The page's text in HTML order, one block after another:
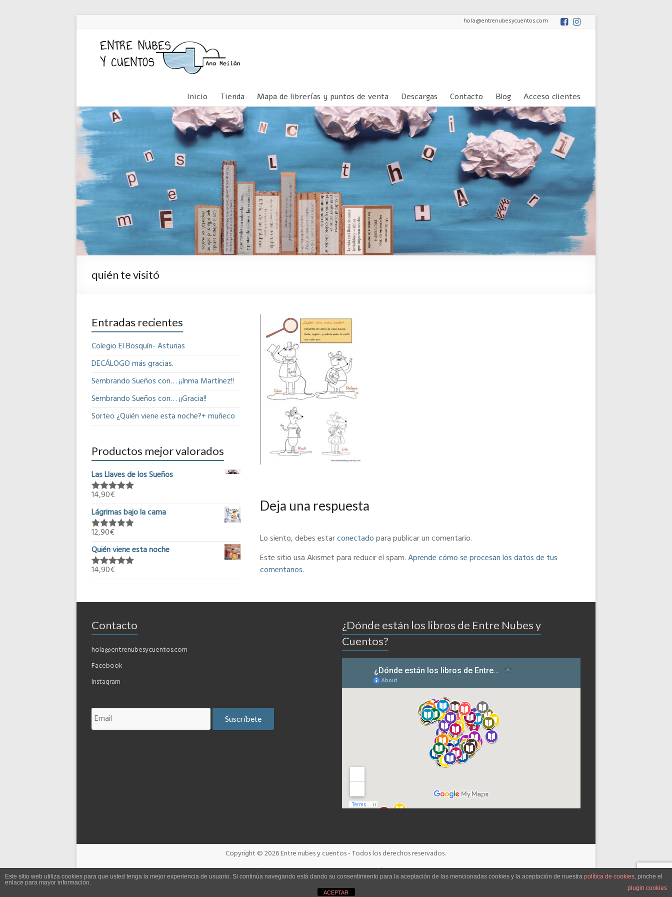
hola@entrenubesycuentos.com
Inicio Tienda Mapa de librerías y puntos de venta Descargas Contacto Blog Acceso clientes
quién te visitó
Deja una respuesta
Lo siento, debes estarconectadopara publicar un comentario.
Este sitio usa Akismet para reducir el spam.Aprende cómo se procesan los datos de tus
comentarios.
Entradas recientes
Colegio El Bosquín- Asturias
DECÁLOGO más gracias.
Sembrando Sueños con… ¡¡Inma Martínez!!
Sembrando Sueños con… ¡¡Gracia!!
Sorteo ¿Quién viene esta noche?+ muñeco
Productos mejor valorados
Las Llaves de los Sueños
Valorado en
14,90€
Lágrimas bajo la cama
Valorado en
12,90€
Quién viene esta noche
Valorado en
14,90€
Contacto
hola@entrenubesycuentos.com
Facebook
Instagram
¿Dónde están los libros de Entre Nubes y
Cuentos?
Copyright © 2026Entre nubes y cuentos- Todos los derechos reservados.
Términos y condiciones Aviso Legal Política de cookies
Este sitio web utiliza cookies para que usted tenga la mejor experiencia de usuario. Si continúa navegando está dando su consentimiento para la aceptación de las mencionadas cookies y la aceptación de nuestra política de cookies, pinche el
enlace para mayor información.
plugin cookies
ACEPTAR